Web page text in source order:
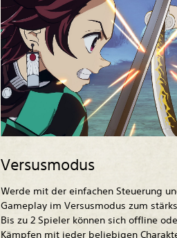
Versusmodus
Werde mit der einfachen Steuerung
Gameplay im Versusmodus zum
Bis zu 2 Spieler können sich offline
Kämpfen mit jeder beliebigen